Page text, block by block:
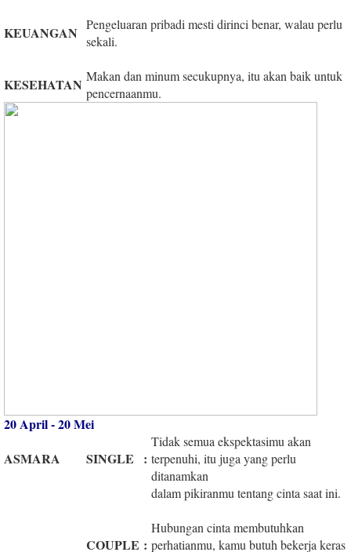
KEUANGAN Pengeluaran pribadi mesti dirinci benar, walau perlu
sekali.
KESEHATAN Makan dan minum secukupnya, itu akan baik untuk
pencernaanmu.
20 April - 20 Mei
ASMARA
SINGLE :
Tidak semua ekspektasimu akan
terpenuhi, itu juga yang perlu
ditanamkan
dalam pikiranmu tentang cinta saat ini.
COUPLE :
Hubungan cinta membutuhkan
perhatianmu, kamu butuh bekerja keras